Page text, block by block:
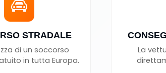
STRADALE
di un soccorso
in tutta Europa.
La